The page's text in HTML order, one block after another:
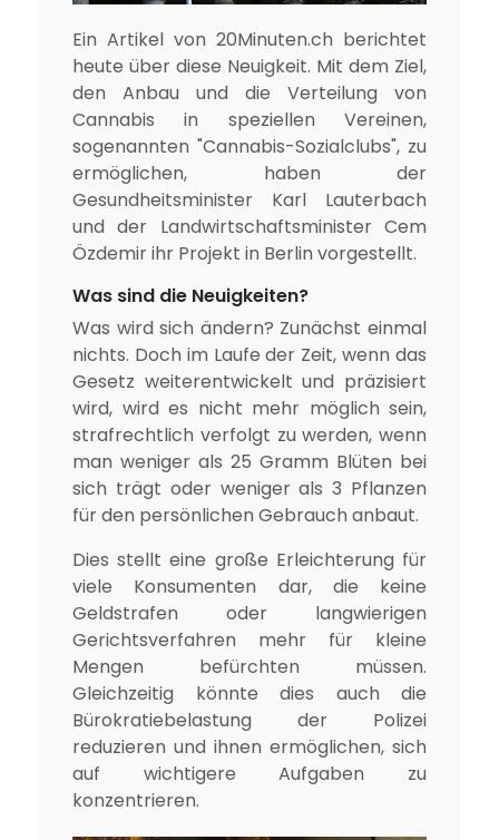
Ein Artikel von 20Minuten.ch berichtet
heute über diese Neuigkeit. Mit dem Ziel,
den Anbau und die Verteilung von
Cannabis in speziellen Vereinen,
sogenannten "Cannabis-Sozialclubs", zu
ermöglichen, haben der
Gesundheitsminister Karl Lauterbach
und der Landwirtschaftsminister Cem
Özdemir ihr Projekt in Berlin vorgestellt.
Was sind die Neuigkeiten?
Was wird sich ändern? Zunächst einmal
nichts. Doch im Laufe der Zeit, wenn das
Gesetz weiterentwickelt und präzisiert
wird, wird es nicht mehr möglich sein,
strafrechtlich verfolgt zu werden, wenn
man weniger als 25 Gramm Blüten bei
sich trägt oder weniger als 3 Pflanzen
für den persönlichen Gebrauch anbaut.
Dies stellt eine große Erleichterung für
viele Konsumenten dar, die keine
Geldstrafen oder langwierigen
Gerichtsverfahren mehr für kleine
Mengen befürchten müssen.
Gleichzeitig könnte dies auch die
Bürokratiebelastung der Polizei
reduzieren und ihnen ermöglichen, sich
auf wichtigere Aufgaben zu
konzentrieren.